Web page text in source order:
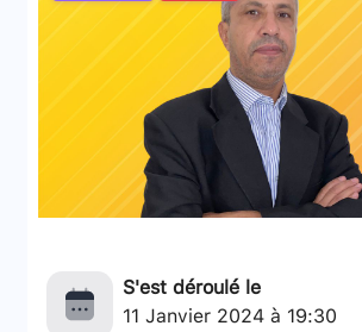
S'est déroulé le
11 Janvier 2024 à 19:30